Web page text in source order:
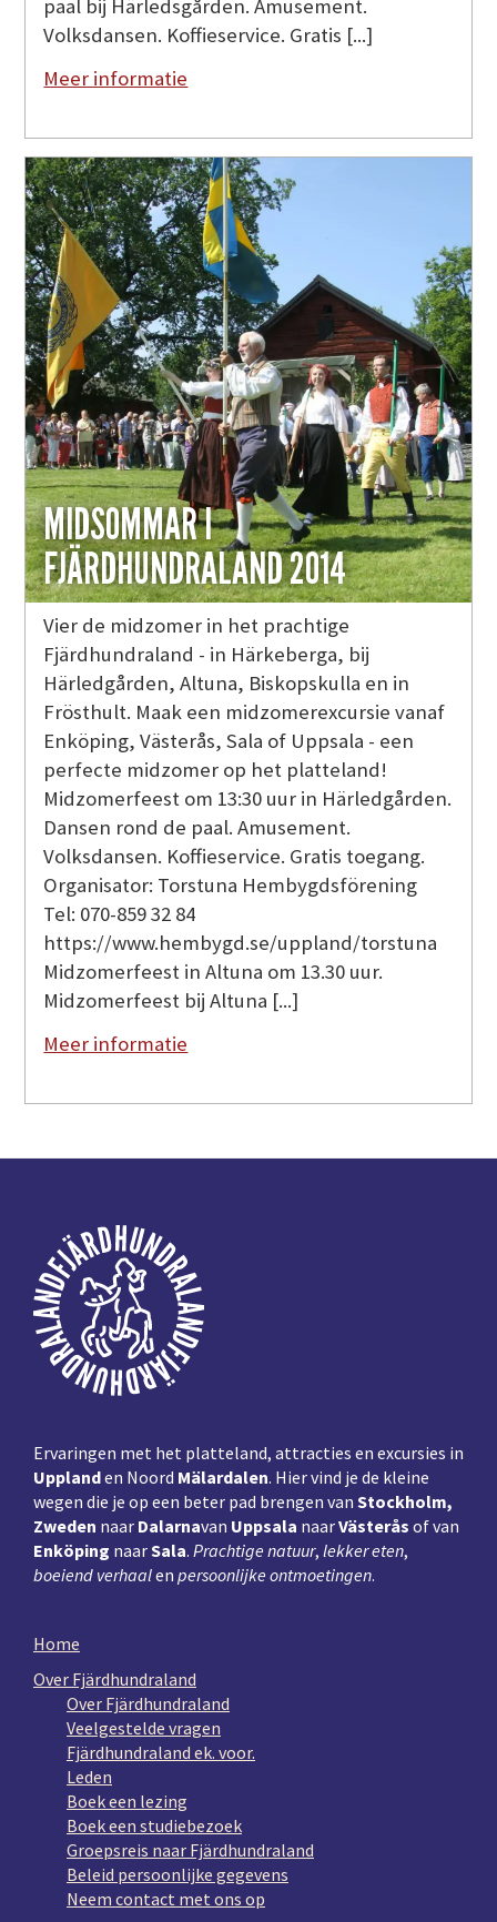
paal bij Härledsgården. Amusement.
Volksdansen. Koffieservice. Gratis [...]
Meer informatie
MIDSOMMAR I
FJÄRDHUNDRALAND 2014
Vier de midzomer in het prachtige
Fjärdhundraland - in Härkeberga, bij
Härledgården, Altuna, Biskopskulla en in
Frösthult. Maak een midzomerexcursie vanaf
Enköping, Västerås, Sala of Uppsala - een
perfecte midzomer op het platteland!
Midzomerfeest om 13:30 uur in Härledgården.
Dansen rond de paal. Amusement.
Volksdansen. Koffieservice. Gratis toegang.
Organisator: Torstuna Hembygdsförening
Tel: 070-859 32 84
https://www.hembygd.se/uppland/torstuna
Midzomerfeest in Altuna om 13.30 uur.
Midzomerfeest bij Altuna [...]
Meer informatie
Voettekst
Ervaringen met het platteland, attracties en excursies in
Upplanden Noord Mälardalen. Hier vind je de kleine
wegen die je op een beter pad brengen van Stockholm,
Zweden naar Dalarnavan Uppsala naarVästerås of van
Enköping naarSala. Prachtige natuur, lekker eten,
boeiend verhaalen persoonlijke ontmoetingen.
Home
Over Fjärdhundraland
Over Fjärdhundraland
Veelgestelde vragen
Fjärdhundraland ek. voor.
Leden
Boek een lezing
Boek een studiebezoek
Groepsreis naar Fjärdhundraland
Beleid persoonlijke gegevens
Neem contact met ons op